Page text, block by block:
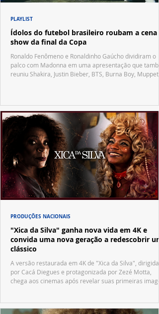
Ídolos do futebol brasileiro roubam a cena
show da final da Copa
Ronaldo Fenômeno e Ronaldinho Gaúcho dividiram o
palco com Madonna em uma apresentação que
reuniu Shakira, Justin Bieber, BTS, Burna Boy, Muppets,
PLAYLIST
"Xica da Silva" ganha nova vida em 4K e
convida uma nova geração a redescobrir um
clássico
A versão restaurada em 4K de "Xica da Silva", dirigida
por Cacá Diegues e protagonizada por Zezé Motta,
chega aos cinemas após revelar suas primeiras
PRODUÇÕES NACIONAIS